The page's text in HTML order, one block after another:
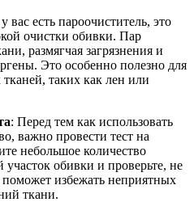
вас есть пароочиститель, это
очистки обивки. Пар
размягчая загрязнения и
Это особенно полезно для
таких как лен или
: Перед тем как использовать
важно провести тест на
небольшое количество
участок обивки и проверьте, не
избежать неприятных
ткани.